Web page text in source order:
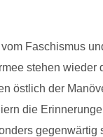
Faschismus
stehen wieder
östlich der
die
gegenwärtig